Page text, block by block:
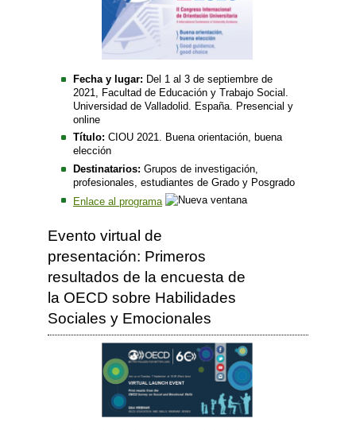
Fecha y lugar: Del 1 al 3 de septiembre de
2021, Facultad de Educación y Trabajo Social.
Universidad de Valladolid. España. Presencial y
online
Título: CIOU 2021. Buena orientación, buena
elección
Destinatarios: Grupos de investigación,
profesionales, estudiantes de Grado y Posgrado
Enlace al programa
Evento virtual de
presentación: Primeros
resultados de la encuesta de
la OECD sobre Habilidades
Sociales y Emocionales